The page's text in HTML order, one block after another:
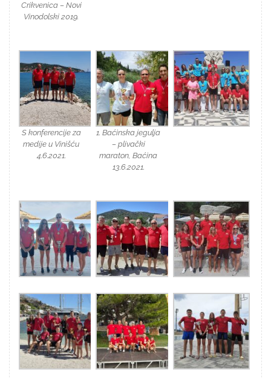
Crikvenica – Novi
Vinodolski 2019.
S konferencije za
medije u Vinišću
4.6.2021.
1. Baćinska jegulja
– plivački
maraton, Baćina
13.6.2021.